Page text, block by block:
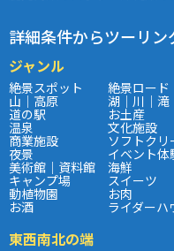
詳細条件からツーリ
ジャンル
絶景スポット 絶景ロード
山｜高原 湖｜川｜滝
道の駅 お土産
温泉 文化施設
商業施設 ソフトクリ
夜景 イベント体
美術館｜資料館 海鮮
キャンプ場 スイーツ
動植物園 お肉
お酒 ライダーハ
東西南北の端